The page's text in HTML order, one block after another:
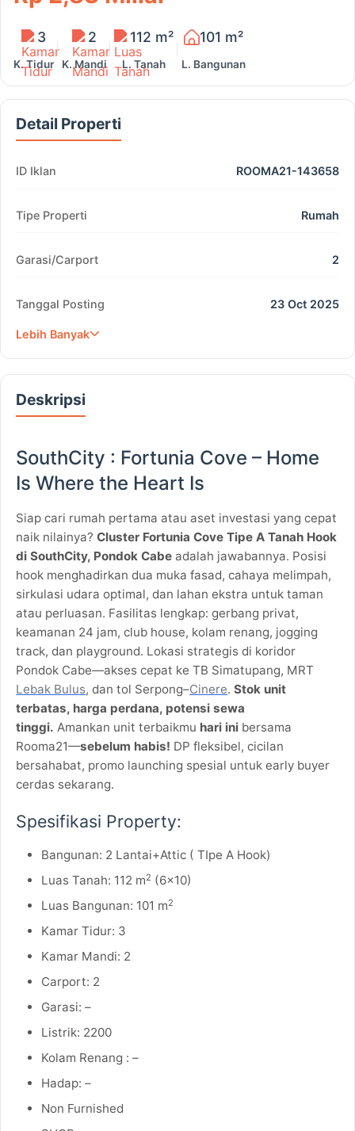
3
K. Tidur
2
K. Mandi
112 m²
L. Tanah
101 m²
L. Bangunan
Detail Properti
ID Iklan ROOMA21-143658
Tipe Properti Rumah
Garasi/Carport 2
Tanggal Posting 23 Oct 2025
Lebih Banyak
Deskripsi
SouthCity : Fortunia Cove – Home
Is Where the Heart Is
Siap cari rumah pertama atau aset investasi yang cepat
naik nilainya?Cluster Fortunia Cove Tipe A Tanah Hook
di SouthCity, Pondok Cabe adalah jawabannya. Posisi
hook menghadirkan dua muka fasad, cahaya melimpah,
sirkulasi udara optimal, dan lahan ekstra untuk taman
atau perluasan. Fasilitas lengkap: gerbang privat,
keamanan 24 jam, club house, kolam renang, jogging
track, dan playground. Lokasi strategis di koridor
Pondok Cabe—akses cepat ke TB Simatupang, MRT
Lebak Bulus, dan tol Serpong–Cinere.Stok unit
terbatas, harga perdana, potensi sewa
tinggi. Amankan unit terbaikmu hari ini bersama
Rooma21—sebelum habis! DP fleksibel, cicilan
bersahabat, promo launching spesial untuk early buyer
cerdas sekarang.
Spesifikasi Property:
Bangunan: 2 Lantai+Attic ( TIpe A Hook)
Luas Tanah: 112 m2 (6×10)
Luas Bangunan: 101 m2
Kamar Tidur: 3
Kamar Mandi: 2
Carport: 2
Garasi: –
Listrik: 2200
Kolam Renang : –
Hadap: –
Non Furnished